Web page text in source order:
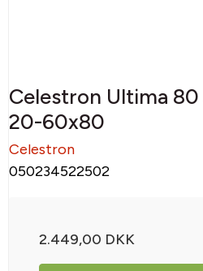
Celestron Ultima
20-60x80
Celestron
050234522502
2.449,00 DKK